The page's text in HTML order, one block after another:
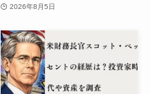
2026年8月5日